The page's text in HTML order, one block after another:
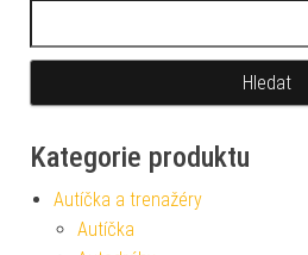
Kategorie produktu
Autíčka a trenažéry
Autíčka